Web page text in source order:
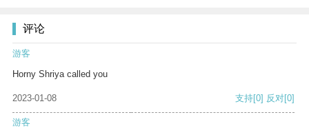
评论
游客
Horny Shriya called you
2023-01-08 支持[0] 反对[0]
游客